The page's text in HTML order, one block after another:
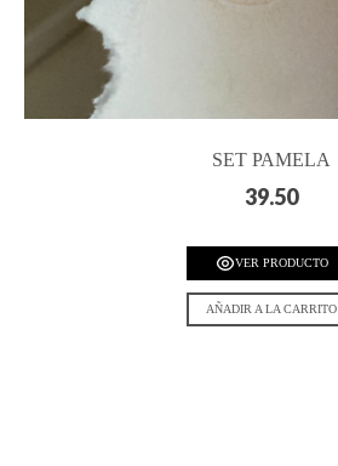
SET PAMELA
39.50
VER PRODUCTO
AÑADIR A LA CARRITO